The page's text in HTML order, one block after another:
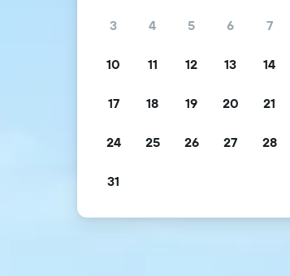
3 4 5 6 7
10 11 12 13 14
17 18 19 20 21
24 25 26 27 28
31